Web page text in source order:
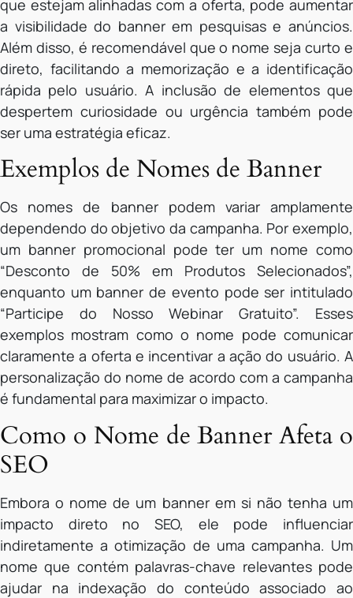
que estejam alinhadas com a oferta, pode aumentar
a visibilidade do banner em pesquisas e anúncios.
Além disso, é recomendável que o nome seja curto e
direto, facilitando a memorização e a identificação
rápida pelo usuário. A inclusão de elementos que
despertem curiosidade ou urgência também pode
ser uma estratégia eficaz.
Exemplos de Nomes de Banner
Os nomes de banner podem variar amplamente
dependendo do objetivo da campanha. Por exemplo,
um banner promocional pode ter um nome como
“Desconto de 50% em Produtos Selecionados”,
enquanto um banner de evento pode ser intitulado
“Participe do Nosso Webinar Gratuito”. Esses
exemplos mostram como o nome pode comunicar
claramente a oferta e incentivar a ação do usuário. A
personalização do nome de acordo com a campanha
é fundamental para maximizar o impacto.
Como o Nome de Banner Afeta o
SEO
Embora o nome de um banner em si não tenha um
impacto direto no SEO, ele pode influenciar
indiretamente a otimização de uma campanha. Um
nome que contém palavras-chave relevantes pode
ajudar na indexação do conteúdo associado ao